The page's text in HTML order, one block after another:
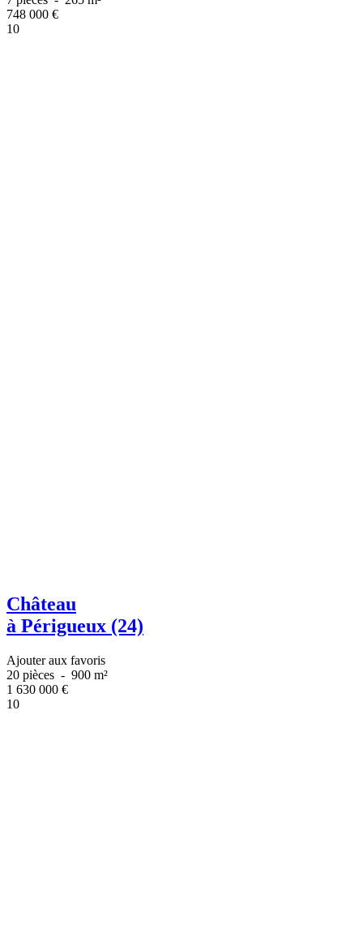
748 000 €
10
Château
à Périgueux (24)
Ajouter aux favoris
20 pièces - 900 m²
1 630 000 €
10